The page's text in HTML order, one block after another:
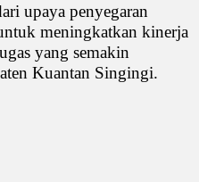
upaya penyegaran
meningkatkan kinerja
yang semakin
Kuantan Singingi.